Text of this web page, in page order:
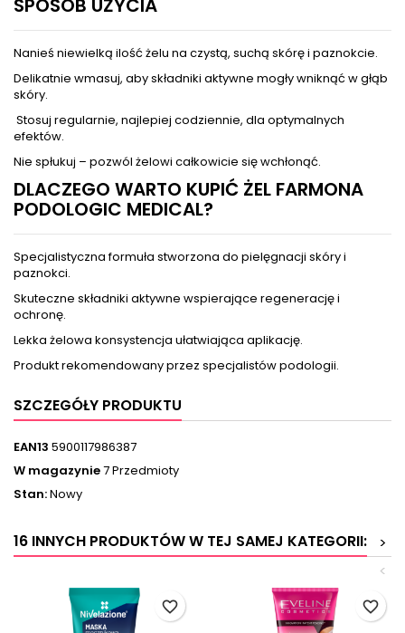
SPOSÓB UŻYCIA
Nanieś niewielką ilość żelu na czystą, suchą skórę i paznokcie.
Delikatnie wmasuj, aby składniki aktywne mogły wniknąć w głąb
skóry.
Stosuj regularnie, najlepiej codziennie, dla optymalnych
efektów.
Nie spłukuj – pozwól żelowi całkowicie się wchłonąć.
DLACZEGO WARTO KUPIĆ ŻEL FARMONA
PODOLOGIC MEDICAL?
Specjalistyczna formuła stworzona do pielęgnacji skóry i
paznokci.
Skuteczne składniki aktywne wspierające regenerację i
ochronę.
Lekka żelowa konsystencja ułatwiająca aplikację.
Produkt rekomendowany przez specjalistów podologii.
SZCZEGÓŁY PRODUKTU
EAN13 5900117986387
W magazynie7 Przedmioty
Stan:Nowy
16 INNYCH PRODUKTÓW W TEJ SAMEJ KATEGORII:
>
<
favorite_border favorite_border